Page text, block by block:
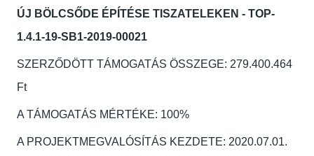
ÚJ BÖLCSŐDE ÉPÍTÉSE TISZATELEKEN - TOP-
1.4.1-19-SB1-2019-00021
SZERZŐDÖTT TÁMOGATÁS ÖSSZEGE: 279.400.464
Ft
A TÁMOGATÁS MÉRTÉKE: 100%
A PROJEKTMEGVALÓSÍTÁS KEZDETE: 2020.07.01.